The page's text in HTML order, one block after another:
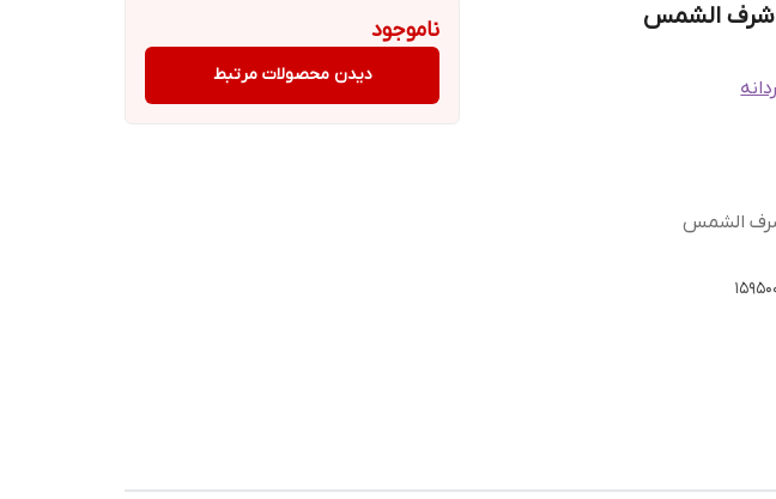
شرف الشمس
الشمس
ناموجود
دیدن محصولات مرتبط